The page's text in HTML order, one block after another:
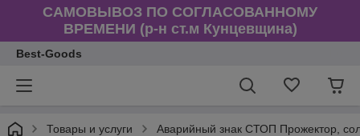
САМОВЫВОЗ ПО СОГЛАСОВАННОМУ
ВРЕМЕНИ (р-н ст.м Кунцевщина)
Best-Goods
Товары и услуги Аварийный знак СТОП Прожектор,